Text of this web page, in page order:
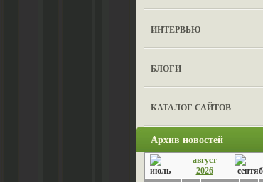
ИНТЕРВЬЮ
БЛОГИ
КАТАЛОГ САЙТОВ
Архив новостей
август
2026